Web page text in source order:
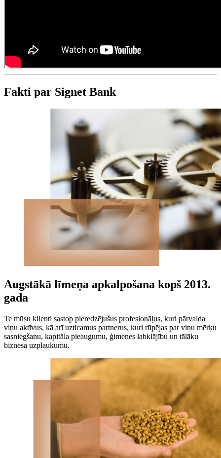
Fakti par Signet Bank
Augstākā līmeņa apkalpošana kopš 2013.
gada
Te mūsu klienti sastop pieredzējušus profesionāļus, kuri pārvalda
viņu aktīvus, kā arī uzticamus partnerus, kuri rūpējas par viņu mērķu
sasniegšanu, kapitāla pieaugumu, ģimenes labklājību un tālāku
biznesa uzplaukumu.